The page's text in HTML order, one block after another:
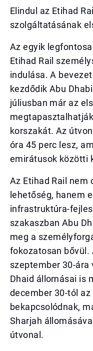
Elindul az Etihad
szolgáltatásának
Az egyik
Etihad Rail
indulása. A
kezdődik Abu
júliusban már az
korszakát. Az
óra 45 perc lesz,
emirátusok közötti
Az Etihad Rail nem
lehetőség, hanem
infrastruktúra-
szakaszban Abu
meg a
fokozatosan bővül.
szeptember 30-ára
Dhaid állomásai is
december 30-tól
bekapcsolódnak,
Sharjah
útvonal.